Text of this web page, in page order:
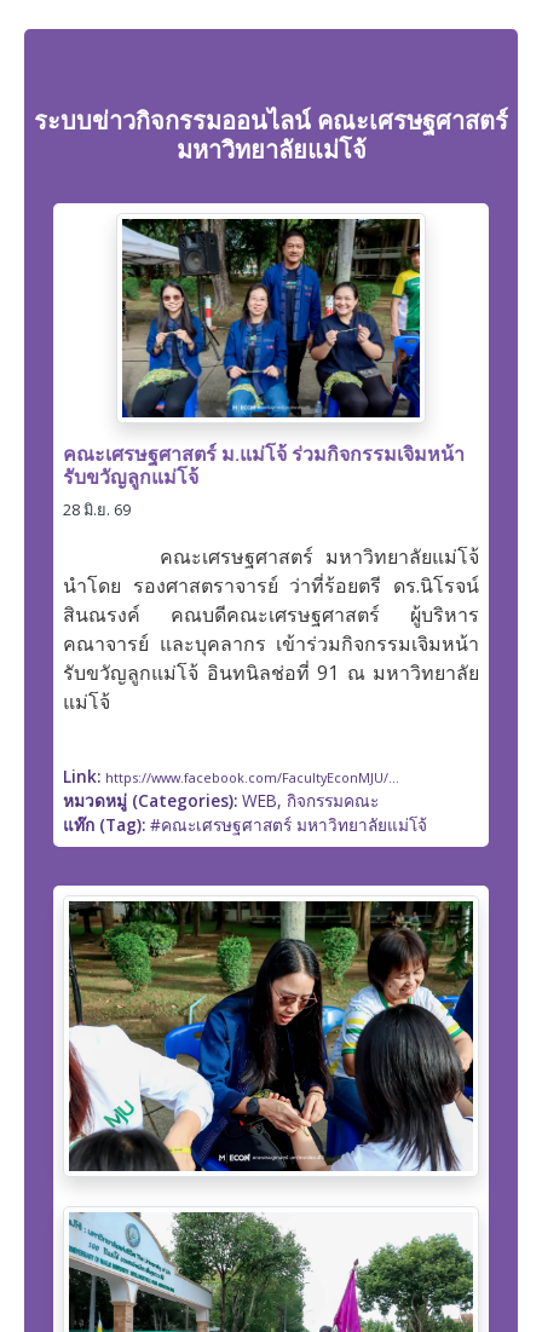
ระบบข่าวกิจกรรมออนไลน์ คณะเศรษฐศาสตร์
มหาวิทยาลัยแม่โจ้
คณะเศรษฐศาสตร์ ม.แม่โจ้ ร่วมกิจกรรมเจิมหน้า
รับขวัญลูกแม่โจ้
28 มิ.ย. 69
คณะเศรษฐศาสตร์ มหาวิทยาลัยแม่โจ้
นำโดย รองศาสตราจารย์ ว่าที่ร้อยตรี ดร.นิโรจน์
สินณรงค์ คณบดีคณะเศรษฐศาสตร์ ผู้บริหาร
คณาจารย์ และบุคลากร เข้าร่วมกิจกรรมเจิมหน้า
รับขวัญลูกแม่โจ้ อินทนิลช่อที่ 91 ณ มหาวิทยาลัย
แม่โจ้
Link: https://www.facebook.com/FacultyEconMJU/...
หมวดหมู่ (Categories): WEB, กิจกรรมคณะ
แท๊ก (Tag): #คณะเศรษฐศาสตร์ มหาวิทยาลัยแม่โจ้